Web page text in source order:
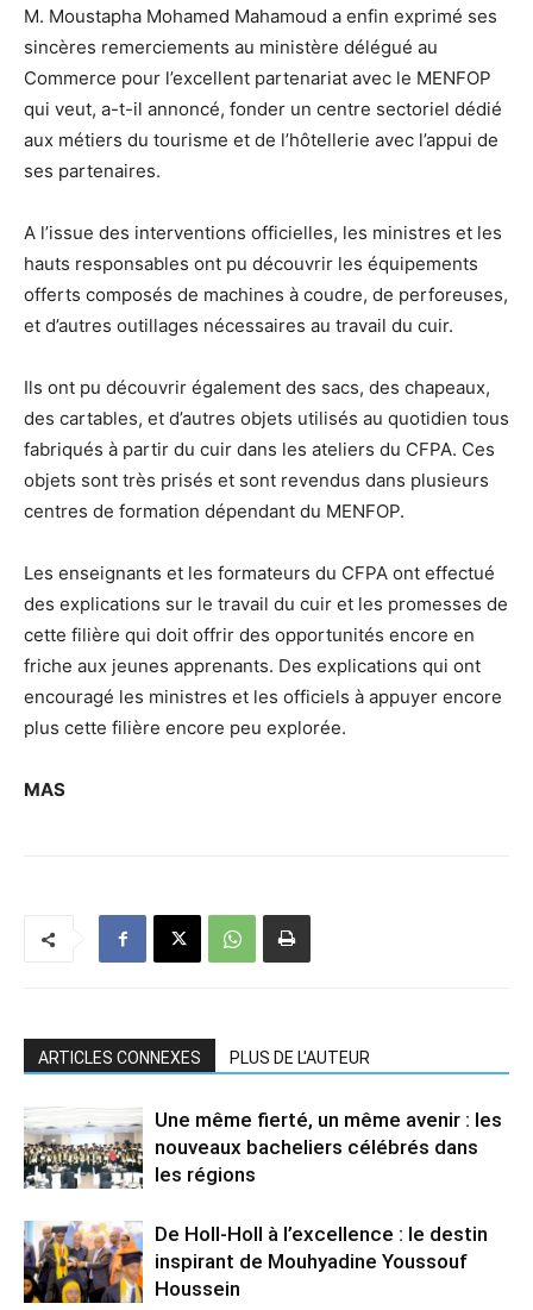
M. Moustapha Mohamed Mahamoud a enfin exprimé ses
sincères remerciements au ministère délégué au
Commerce pour l’excellent partenariat avec le MENFOP
qui veut, a-t-il annoncé, fonder un centre sectoriel dédié
aux métiers du tourisme et de l’hôtellerie avec l’appui de
ses partenaires.
A l’issue des interventions officielles, les ministres et les
hauts responsables ont pu découvrir les équipements
offerts composés de machines à coudre, de perforeuses,
et d’autres outillages nécessaires au travail du cuir.
Ils ont pu découvrir également des sacs, des chapeaux,
des cartables, et d’autres objets utilisés au quotidien tous
fabriqués à partir du cuir dans les ateliers du CFPA. Ces
objets sont très prisés et sont revendus dans plusieurs
centres de formation dépendant du MENFOP.
Les enseignants et les formateurs du CFPA ont effectué
des explications sur le travail du cuir et les promesses de
cette filière qui doit offrir des opportunités encore en
friche aux jeunes apprenants. Des explications qui ont
encouragé les ministres et les officiels à appuyer encore
plus cette filière encore peu explorée.
MAS
ARTICLES CONNEXES PLUS DE L'AUTEUR
Une même fierté, un même avenir : les
nouveaux bacheliers célébrés dans
les régions
De Holl-Holl à l’excellence : le destin
inspirant de Mouhyadine Youssouf
Houssein